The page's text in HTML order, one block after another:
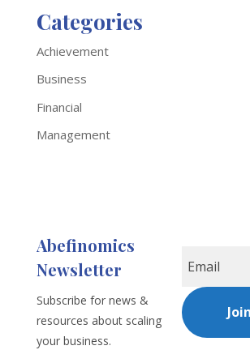
Categories
Achievement
Business
Financial
Management
Abefinomics
Newsletter
Subscribe for news &
resources about scaling
your business.